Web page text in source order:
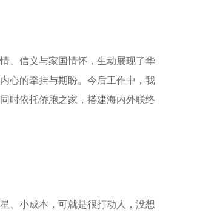
、信义与家国情怀，生动展现了华
心的牵挂与期盼。今后工作中，我
时依托侨胞之家，搭建海内外联络
、小成本，可就是很打动人，没想